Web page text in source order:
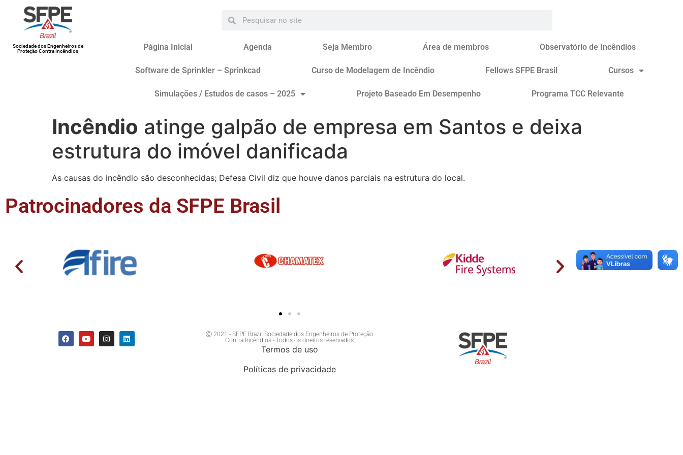
Sociedade dos Engenheiros de
Proteção Contra Incêndios
Página Inicial Agenda Seja Membro Área de membros Observatório de Incêndios
Software de Sprinkler – Sprinkcad Curso de Modelagem de Incêndio Fellows SFPE Brasil Cursos
Simulações / Estudos de casos – 2025 Projeto Baseado Em Desempenho Programa TCC Relevante
Incêndio atinge galpão de empresa em Santos e deixa
estrutura do imóvel danificada
As causas do incêndio são desconhecidas; Defesa Civil diz que houve danos parciais na estrutura do local.
Patrocinadores da SFPE Brasil
Ⓒ 2021 - SFPE Brazil Sociedade dos Engenheiros de Proteção
Contra Incêndios - Todos os direitos reservados
Termos de uso
Políticas de privacidade